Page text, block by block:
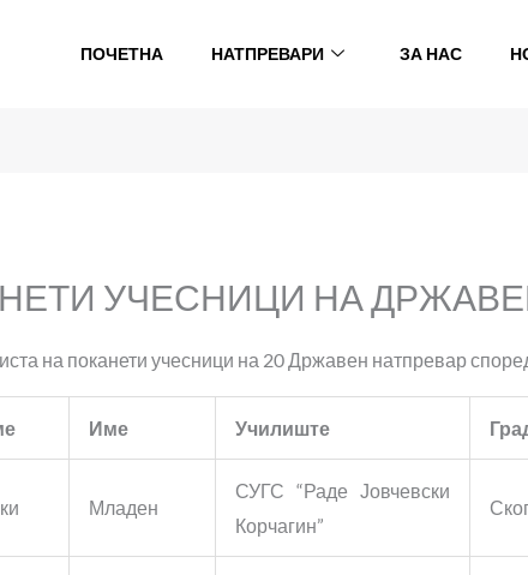
ПОЧЕТНА НАТПРЕВАРИ ЗА НАС
УЧЕСНИЦИ НА
на поканети учесници на 20 Државен натпревар
Име Училиште
Младен
СУГС “Раде Јовчевски
Корчагин”